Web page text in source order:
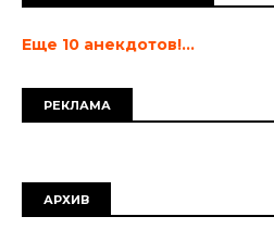
Еще 10 анекдотов!...
РЕКЛАМА
АРХИВ